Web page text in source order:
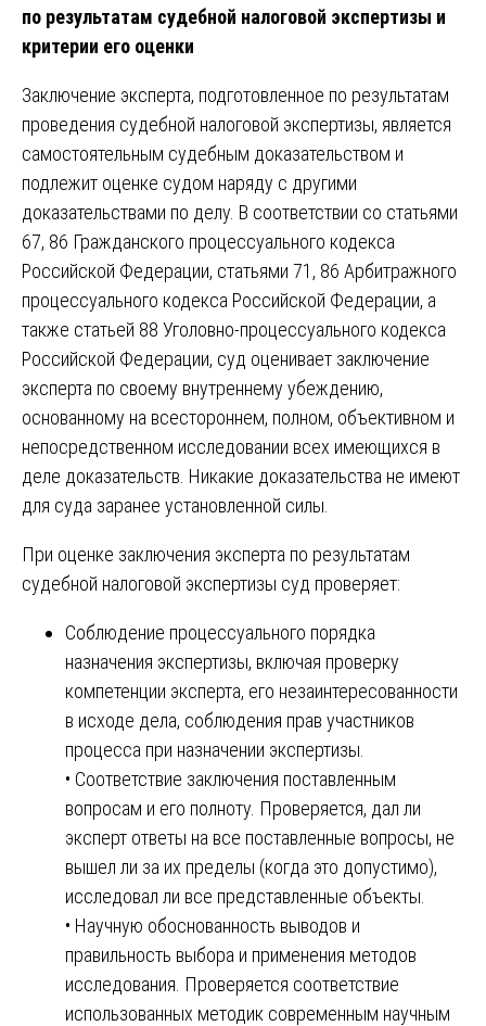
по результатам судебной налоговой экспертизы и
критерии его оценки
Заключение эксперта, подготовленное по результатам
проведения судебной налоговой экспертизы, является
самостоятельным судебным доказательством и
подлежит оценке судом наряду с другими
доказательствами по делу. В соответствии со статьями
67, 86 Гражданского процессуального кодекса
Российской Федерации, статьями 71, 86 Арбитражного
процессуального кодекса Российской Федерации, а
также статьей 88 Уголовно-процессуального кодекса
Российской Федерации, суд оценивает заключение
эксперта по своему внутреннему убеждению,
основанному на всестороннем, полном, объективном и
непосредственном исследовании всех имеющихся в
деле доказательств. Никакие доказательства не имеют
для суда заранее установленной силы.
При оценке заключения эксперта по результатам
судебной налоговой экспертизы суд проверяет:
Соблюдение процессуального порядка
назначения экспертизы, включая проверку
компетенции эксперта, его незаинтересованности
в исходе дела, соблюдения прав участников
процесса при назначении экспертизы.
• Соответствие заключения поставленным
вопросам и его полноту. Проверяется, дал ли
эксперт ответы на все поставленные вопросы, не
вышел ли за их пределы (когда это допустимо),
исследовал ли все представленные объекты.
• Научную обоснованность выводов и
правильность выбора и применения методов
исследования. Проверяется соответствие
использованных методик современным научным